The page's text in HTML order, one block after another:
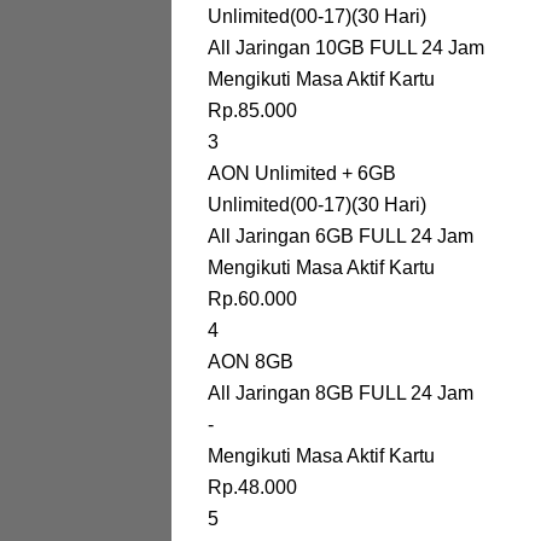
Unlimited(00-17)(30 Hari)
All Jaringan 10GB FULL 24 Jam
Mengikuti Masa Aktif Kartu
Rp.85.000
3
AON Unlimited + 6GB
Unlimited(00-17)(30 Hari)
All Jaringan 6GB FULL 24 Jam
Mengikuti Masa Aktif Kartu
Rp.60.000
4
AON 8GB
All Jaringan 8GB FULL 24 Jam
-
Mengikuti Masa Aktif Kartu
Rp.48.000
5